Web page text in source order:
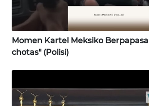
Momen Kartel Meksiko
chotas" (Polisi)
WN
TANJUNG
LESUNG
WN
WN
SIMALUNGUN